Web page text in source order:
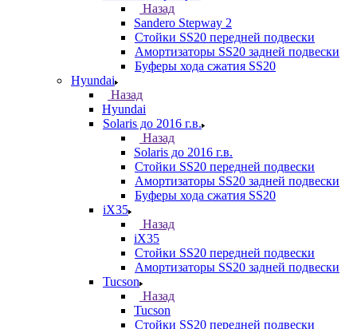
Назад
Sandero Stepway 2
Стойки SS20 передней подвески
Амортизаторы SS20 задней подвески
Буферы хода сжатия SS20
Hyundai
Назад
Hyundai
Solaris до 2016 г.в.
Назад
Solaris до 2016 г.в.
Стойки SS20 передней подвески
Амортизаторы SS20 задней подвески
Буферы хода сжатия SS20
iX35
Назад
iX35
Стойки SS20 передней подвески
Амортизаторы SS20 задней подвески
Tucson
Назад
Tucson
Стойки SS20 передней подвески